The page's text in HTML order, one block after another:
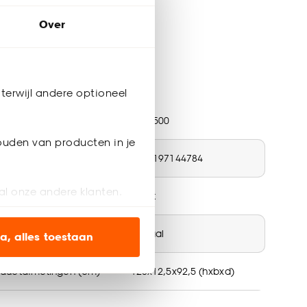
Over
andere optioneel
van producten in je
onze andere klanten.
om alleen de
wel of niet te
alles toestaan
4315500
8720197144784
Zwart
Metaal
(cm) 120x12,5x92,5 (hxbxd)